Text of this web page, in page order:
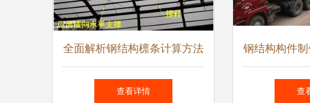
全面解析钢结构檩条计算方法
查看详情
钢结构构件
求的典型
查